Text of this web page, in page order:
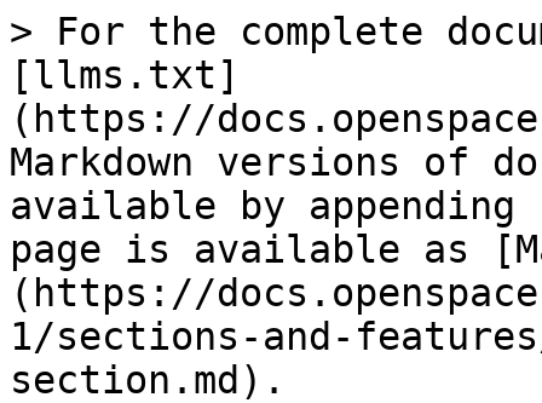
> For the complete
[llms.txt]
(https://
Markdown versions of
available by
page is available as
(https://
1/sections-and-
section.md).